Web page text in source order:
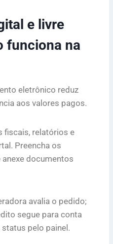
e livre
funciona na
eletrônico reduz
aos valores pagos.
fiscais, relatórios e
Preencha os
documentos
avalia o pedido;
segue para conta
pelo painel.